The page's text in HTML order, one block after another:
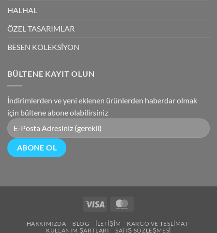
HALHAL
ÖZEL TASARIMLAR
BESEN KOLEKSİYON
BÜLTENE KAYIT OLUN
İndirimlerden ve yeni eklenen ürünlerden haberdar olmak
için bültene abone olabilirsiniz
Visa
HAKKIMIZDA BLOG İLETIŞIM
KARGO VE TESLIMAT
KULLANIM ŞARTLARI
SATIŞ SÖZLEŞMESI